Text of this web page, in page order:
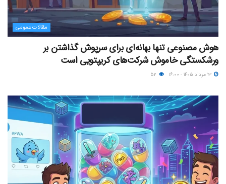
مقالات عمومی
هوش مصنوعی تنها بهانه‌ای برای سرپوش گذاشتن بر
ورشکستگی خاموش شرکت‌های کریپتویی است